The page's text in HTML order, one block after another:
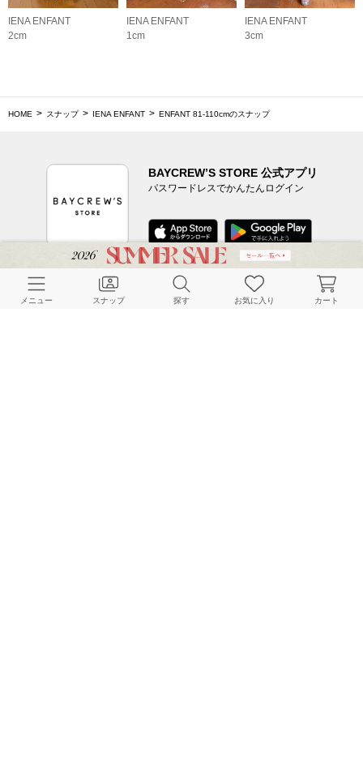
IENA ENFANT
2cm
IENA ENFANT
1cm
IENA ENFANT
3cm
HOME スナップ IENA ENFANT ENFANT 81‐110cmのスナップ
BAYCREW’S STORE 公式アプリ
パスワードレスでかんたんログイン
CUSTOMER SERVICE
メニュー スナップ 探す お気に入り カート